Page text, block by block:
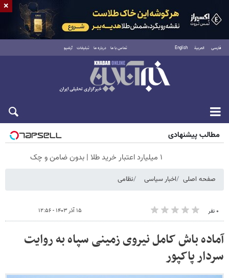
فارسی العربية English تماس با ما درباره ما تبلیغات آرشیو
پنجشنبه ۱۵ مرداد ۱۴۰۵
مطالب پیشنهادی
۱ میلیارد اعتبار خرید طلا | بدون ضامن و چک
صفحه اصلی اخبار سیاسی نظامی
۰ نفر ۱۵ آذر ۱۴۰۳ - ۱۲:۵۶
آماده باش کامل نیروی زمینی سپاه به روایت
سردار پاکپور
×